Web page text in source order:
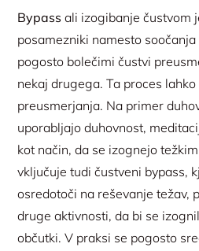
Bypass ali izogibanje čustvom
posamezniki namesto
pogosto bolečimi čustvi
nekaj drugega. Ta proces
preusmerjanja. Na primer
uporabljajo duhovnost,
kot način, da se izognejo
vključuje tudi čustveni bypass,
osredotoči na reševanje težav,
druge aktivnosti, da bi se
občutki. V praksi se pogosto